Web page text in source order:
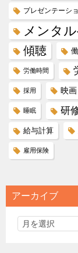
プレゼンテーシ
メンタ
傾聴
労働時間
採用 映画
睡眠 研
給与計算
雇用保険
アーカイブ